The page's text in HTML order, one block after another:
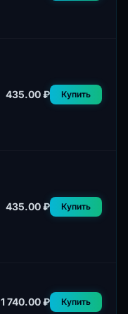
435.00 ₽ Купить
435.00 ₽ Купить
1 740.00 ₽ Купить